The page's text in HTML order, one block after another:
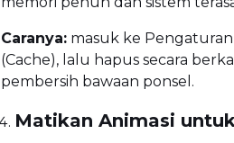
Caranya: masuk ke
(Cache), lalu hapus secara
pembersih bawaan ponsel.
Matikan Animasi